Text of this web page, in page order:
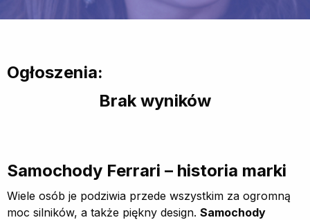
Ogłoszenia:
Brak wyników
Samochody Ferrari – historia marki
Wiele osób je podziwia przede wszystkim za ogromną
moc silników, a także piękny design. Samochody